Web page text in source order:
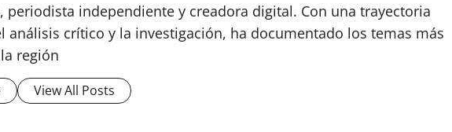
periodista independiente y creadora digital. Con una trayectoria
análisis crítico y la investigación, ha documentado los temas más
región
View All Posts